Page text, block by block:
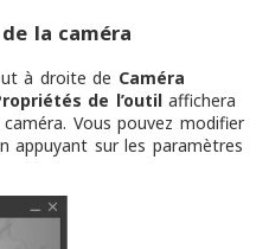
la caméra
à droite de Caméra
de l’outilaffichera
Vous pouvez modifier
appuyant sur les paramètres